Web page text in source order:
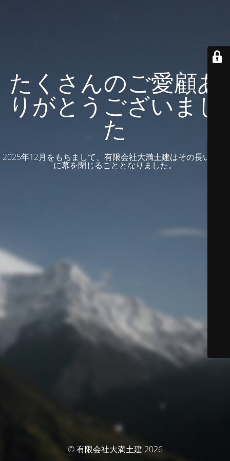
たくさんのご愛顧あ
りがとうございまし
た
2025年12月をもちまして、有限会社大満土建はその長い歴史
に幕を閉じることとなりました。
© 有限会社大満土建 2026